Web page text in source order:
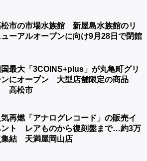
市の市場水族館 新屋島水族館のリ
ューアルオープンに向け9月28日で閉館
国最大「3COINS+plus」が丸亀町グリ
ンにオープン 大型店舗限定の商品
高松市
気再燃「アナログレコード」の販売イ
ント レアものから復刻盤まで…約3万
集結 天満屋岡山店